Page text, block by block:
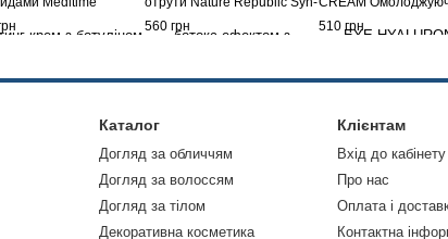
Derma Zium
40 ml
Ake Cream, 100 мл
560 грн
крем для повік з
40 мл.
510 грн
Каталог
Догляд за обличчям
Догляд за волоссям
Догляд за тілом
Декоративна косметика
Клієнтам
Вхід до кабінету
Про нас
Оплата і
Контактна